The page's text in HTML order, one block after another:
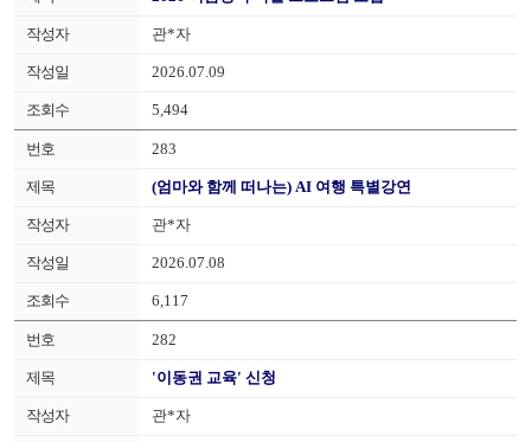
관*자
2026.07.09
5,494
283
(엄마와 함께 떠나는) AI 여행 특별강연
관*자
2026.07.08
6,117
282
'이동권 교육' 신청
관*자